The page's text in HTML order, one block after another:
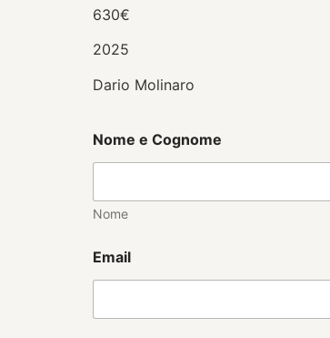
630€
2025
Dario Molinaro
Nome e Cognome
Nome
Email